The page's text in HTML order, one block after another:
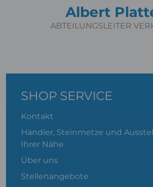
Albert
ABTEILUNGSLEITER
SHOP SERVICE
Kontakt
Händler, Steinmetze und
Ihrer Nähe
Über uns
Stellenangebote